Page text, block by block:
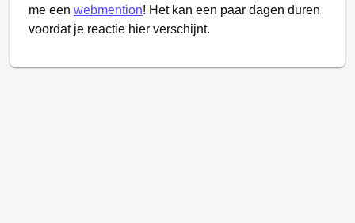
me een webmention! Het kan een paar dagen duren
voordat je reactie hier verschijnt.